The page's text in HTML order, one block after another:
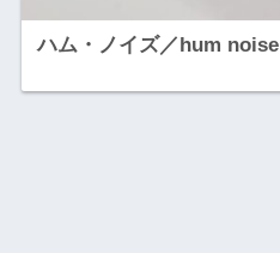
ハム・ノイズ／hum noise